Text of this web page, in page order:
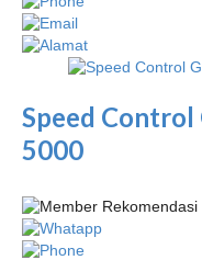
Speed Control
5000